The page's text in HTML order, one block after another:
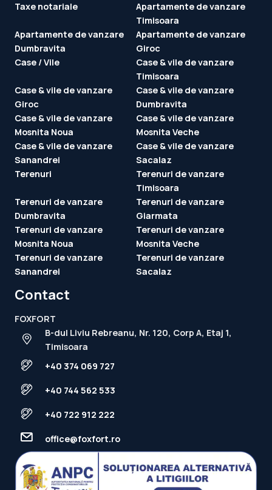
Taxe notariale
Apartamente de vanzare
Timisoara
Apartamente de vanzare
Dumbravita
Apartamente de vanzare
Giroc
Case / Vile
Case & vile de vanzare
Timisoara
Case & vile de vanzare
Giroc
Case & vile de vanzare
Dumbravita
Case & vile de vanzare
Mosnita Noua
Case & vile de vanzare
Mosnita Veche
Case & vile de vanzare
Sanandrei
Case & vile de vanzare
Sacalaz
Terenuri
Terenuri de vanzare
Timisoara
Terenuri de vanzare
Dumbravita
Terenuri de vanzare
Giarmata
Terenuri de vanzare
Mosnita Noua
Terenuri de vanzare
Mosnita Veche
Terenuri de vanzare
Sanandrei
Terenuri de vanzare
Sacalaz
Contact
FOXFORT
B-dul Liviu Rebreanu, Nr. 120, Corp A, Etaj 1,
Timisoara
+40 374 069 727
+40 744 562 533
+40 722 912 222
office@foxfort.ro